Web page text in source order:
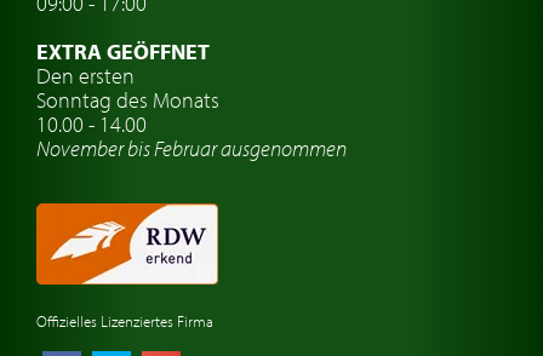
Oldtimer-Versicherung
Oldtimer-Clubs
Oldtimer-Reisen
Automarken uhren
EXTRA GEÖFFNET
Den ersten
Sonntag des Monats
10.00 - 14.00
November bis Februar ausgenommen
Offizielles Lizenziertes Firma